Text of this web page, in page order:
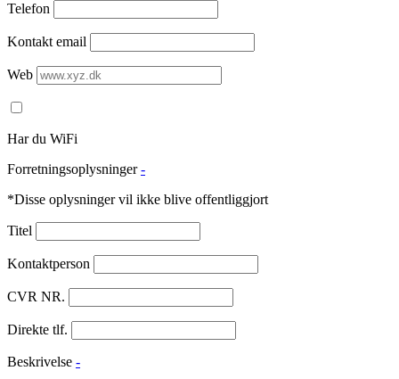
Telefon
Kontakt email
Web
Har du WiFi
Forretningsoplysninger -
*Disse oplysninger vil ikke blive offentliggjort
Titel
Kontaktperson
CVR NR.
Direkte tlf.
Beskrivelse -